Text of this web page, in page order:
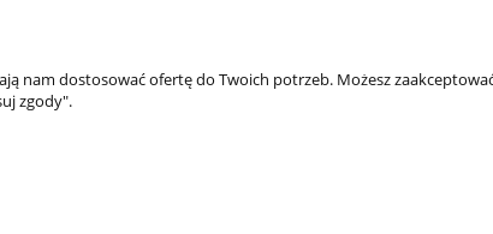
Fuchs | Olej transformatorowy | Olej turbinowy | Smary techniczne |
nam dostosować ofertę do Twoich potrzeb. Możesz
zgody".